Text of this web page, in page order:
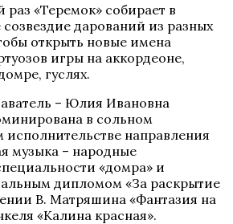
«Теремок» собирает в
дарований из разных
открыть новые имена
игры на аккордеоне,
гуслях.
– Юлия Ивановна
в сольном
исполнительстве направления
музыка – народные
«домра» и
дипломом «За раскрытие
В. Матряшина «Фантазия на
«Калина красная».